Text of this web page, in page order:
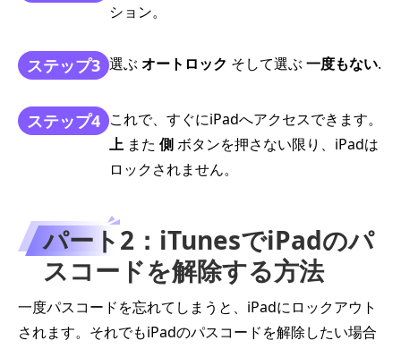
ション。
ステップ3 選ぶオートロック そして選ぶ一度もない.
ステップ4 これで、すぐにiPadへアクセスできます。
上 また 側ボタンを押さない限り、iPadは
ロックされません。
パート2：iTunesでiPadのパ
スコードを解除する方法
一度パスコードを忘れてしまうと、iPadにロックアウト
されます。それでもiPadのパスコードを解除したい場合